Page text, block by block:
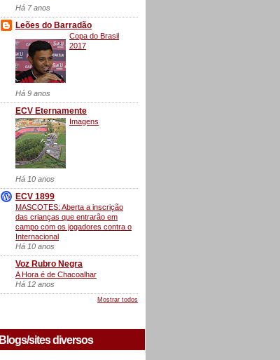
Há 7 anos
Leões do Barradão
Copa do Brasil
2017
Há 9 anos
ECV Eternamente
Imagens
Há 10 anos
ECV 1899
MASCOTES: Aberta a inscrição
das crianças que entrarão em
campo com os jogadores contra o
Internacional
Há 10 anos
Voz Rubro Negra
A Hora é de Chacoalhar
Há 12 anos
Mostrar todos
Blogs/sites diversos